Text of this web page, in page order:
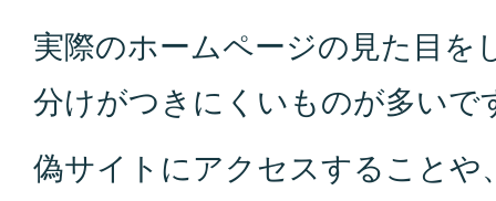
実際のホームページの見た目を
分けがつきにくいものが多いで
偽サイトにアクセスすることや